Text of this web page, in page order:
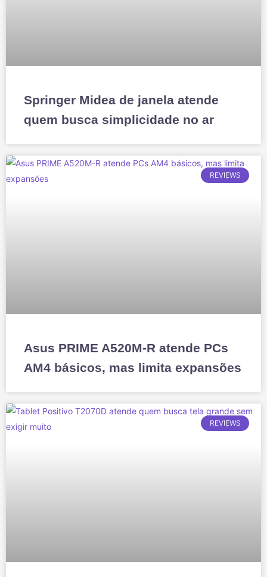
Springer Midea de janela atende
quem busca simplicidade no ar
REVIEWS
Asus PRIME A520M-R atende PCs
AM4 básicos, mas limita expansões
REVIEWS